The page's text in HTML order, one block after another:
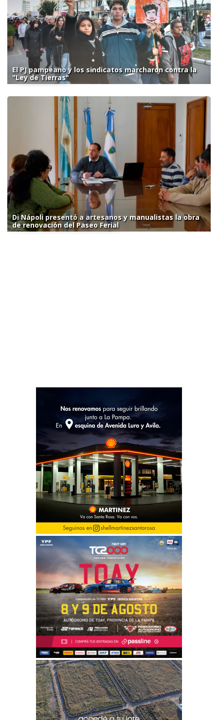
El PJ pampeano y los sindicatos marcharon contra la
"Ley de Tierras"
Di Nápoli presentó a artesanos y manualistas la obra
de renovación del Paseo Ferial